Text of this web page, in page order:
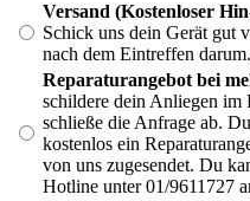
Versand (Kostenloser
Schick uns dein Gerät gut
nach dem Eintreffen darum.
Reparaturangebot bei
schildere dein Anliegen im
schließe die Anfrage ab.
kostenlos ein
von uns zugesendet. Du
Hotline unter 01/9611727